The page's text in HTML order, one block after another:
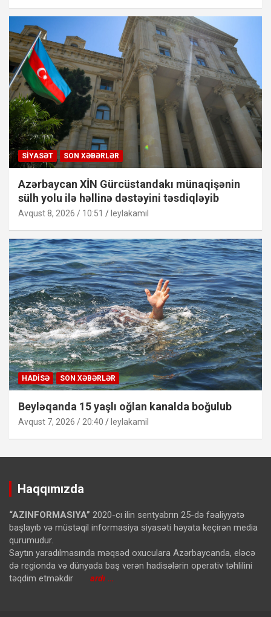
SIYASƏT SON XƏBƏRLƏR
Azərbaycan XİN Gürcüstandakı münaqişənin
sülh yolu ilə həllinə dəstəyini təsdiqləyib
Avqust 8, 2026 / 10:51 leylakamil
HADISƏ SON XƏBƏRLƏR
Beyləqanda 15 yaşlı oğlan kanalda boğulub
Avqust 7, 2026 / 20:40 leylakamil
Haqqımızda
“AZINFORMASIYA” 2020-cı ilin sentyabrın 25-də fəaliyyətə
başlayıb və müstəqil informasiya siyasəti həyata keçirən media
qurumudur.
Saytın yaradılmasında məqsəd oxuculara Azərbaycanda, eləcə
də regionda və dünyada baş verən hadisələrin operativ təhlilini
təqdim etməkdir ardı …